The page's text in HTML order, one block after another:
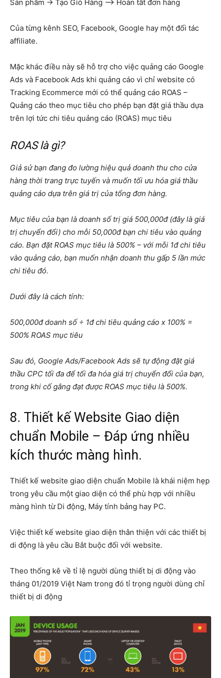
Sản phẩm -> Tạo Giỏ Hàng –> Hoàn tất đơn hàng
Của từng kênh SEO, Facebook, Google hay một đối tác
affiliate.
Mặc khác điều này sẽ hỗ trợ cho việc quảng cáo Google
Ads và Facebook Ads khi quảng cáo vì chỉ website có
Tracking Ecommerce mới có thể quảng cáo ROAS –
Quảng cáo theo mục tiêu cho phép bạn đặt giá thầu dựa
trên lợi tức chi tiêu quảng cáo (ROAS) mục tiêu
ROAS là gì?
Giả sử bạn đang đo lường hiệu quả doanh thu cho cửa
hàng thời trang trực tuyến và muốn tối ưu hóa giá thầu
quảng cáo dựa trên giá trị của tổng đơn hàng.
Mục tiêu của bạn là doanh số trị giá 500,000đ (đây là giá
trị chuyển đổi) cho mỗi 50,000đ bạn chi tiêu vào quảng
cáo. Bạn đặt ROAS mục tiêu là 500% – với mỗi 1đ chi tiêu
vào quảng cáo, bạn muốn nhận doanh thu gấp 5 lần mức
chi tiêu đó.
Dưới đây là cách tính:
500,000đ doanh số ÷ 1đ chi tiêu quảng cáo x 100% =
500% ROAS mục tiêu
Sau đó, Google Ads/Facebook Ads sẽ tự động đặt giá
thầu CPC tối đa để tối đa hóa giá trị chuyển đổi của bạn,
trong khi cố gắng đạt được ROAS mục tiêu là 500%.
8. Thiết kế Website Giao diện
chuẩn Mobile – Đáp ứng nhiều
kích thước màng hình.
Thiết kế website giao diện chuẩn Mobile là khái niệm hẹp
trong yêu cầu một giao diện có thể phù hợp với nhiều
màng hình từ Di động, Máy tính bảng hay PC.
Việc thiết kế website giao diện thân thiện với các thiết bị
di động là yêu cầu Bắt buộc đối với website.
Theo thống kê về tỉ lệ người dùng thiết bị di động vào
tháng 01/2019 Việt Nam trong đó tỉ trọng người dùng chỉ
thiết bị di động